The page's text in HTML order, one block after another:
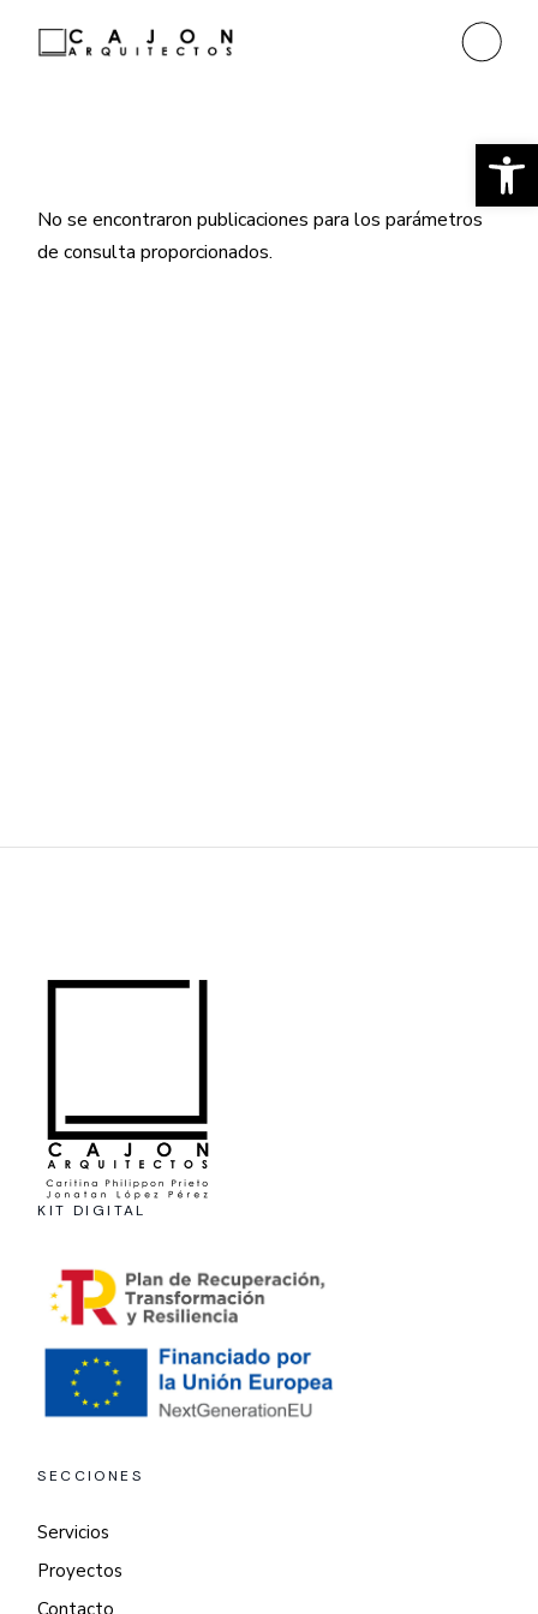
No se encontraron publicaciones para los parámetros
de consulta proporcionados.
KIT DIGITAL
SECCIONES
Servicios
Proyectos